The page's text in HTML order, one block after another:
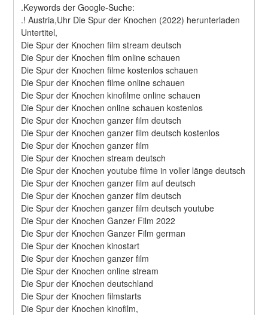
.Keywords der Google-Suche:
.! Austria,Uhr Die Spur der Knochen (2022) herunterladen
Untertitel,
Die Spur der Knochen film stream deutsch
Die Spur der Knochen film online schauen
Die Spur der Knochen filme kostenlos schauen
Die Spur der Knochen filme online schauen
Die Spur der Knochen kinofilme online schauen
Die Spur der Knochen online schauen kostenlos
Die Spur der Knochen ganzer film deutsch
Die Spur der Knochen ganzer film deutsch kostenlos
Die Spur der Knochen ganzer film
Die Spur der Knochen stream deutsch
Die Spur der Knochen youtube filme in voller länge deutsch
Die Spur der Knochen ganzer film auf deutsch
Die Spur der Knochen ganzer film deutsch
Die Spur der Knochen ganzer film deutsch youtube
Die Spur der Knochen Ganzer Film 2022
Die Spur der Knochen Ganzer Film german
Die Spur der Knochen kinostart
Die Spur der Knochen ganzer film
Die Spur der Knochen online stream
Die Spur der Knochen deutschland
Die Spur der Knochen filmstarts
Die Spur der Knochen kinofilm,